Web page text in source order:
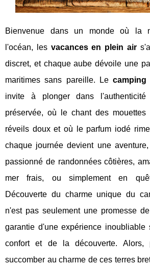
Bienvenue dans un monde où la
l'océan, les vacances en plein air
discret, et chaque aube dévoile une
maritimes sans pareille. Le
invite à plonger dans l'authenticité
préservée, où le chant des mouettes
réveils doux et où le parfum iodé
chaque journée devient une
passionné de randonnées côtières,
mer frais, ou simplement en
Découverte du charme unique du
n'est pas seulement une promesse
garantie d'une expérience
confort et de la découverte. Alors,
succomber au charme de ces terres